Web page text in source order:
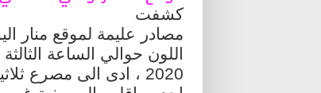
كشفت
مصادر عليمة لموقع منار
اللون حوالي الساعة الثالثة
2020 ، ادى الى مصرع ثلاثيني ينحدر من دوار ولاد عبد المولى بالجماعة الترابية